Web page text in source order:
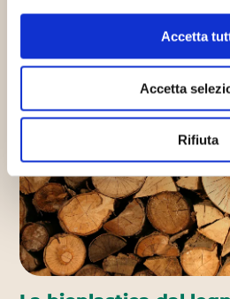
Accetta
Accetta
Rifiuta
Continua
Innovazione sostenibile Progetti